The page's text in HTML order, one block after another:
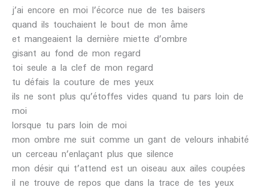
j’ai encore en moi l’écorce nue de tes baisers
quand ils touchaient le bout de mon âme
et mangeaient la dernière miette d’ombre
gisant au fond de mon regard
toi seule a la clef de mon regard
tu défais la couture de mes yeux
ils ne sont plus qu’étoffes vides quand tu pars loin de
moi
lorsque tu pars loin de moi
mon ombre me suit comme un gant de velours inhabité
un cerceau n’enlaçant plus que silence
mon désir qui t’attend est un oiseau aux ailes coupées
il ne trouve de repos que dans la trace de tes yeux